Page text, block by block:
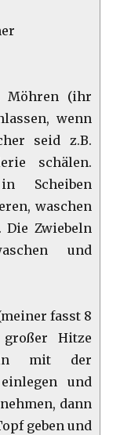
Möhren (ihr
wenn
seid z.B.
schälen.
Scheiben
waschen
Die Zwiebeln
und
fasst 8
Hitze
mit der
und
dann
geben und